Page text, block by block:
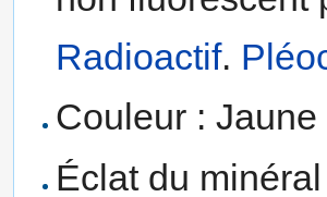
Radioactif.
Couleur :
Éclat du